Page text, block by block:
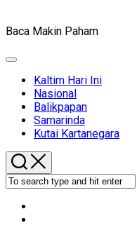
Baca Makin Paham
Expand
Kaltim Hari Ini
Nasional
Balikpapan
Samarinda
Kutai Kartanegara